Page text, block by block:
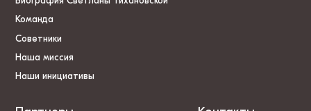
Команда
Советники
Наша миссия
Наши инициативы